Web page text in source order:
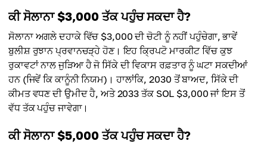
ਕੀ ਸੋਲਾਨਾ $3,000 ਤੱਕ ਪਹੁੰਚ ਸਕਦਾ ਹੈ?
ਸੋਲਾਨਾ ਅਗਲੇ ਦਹਾਕੇ ਵਿੱਚ $3,000 ਦੀ ਚੋਟੀ ਨੂੰ ਨਹੀਂ ਪਹੁੰਚੇਗਾ, ਭਾਵੇਂ
ਬੁਲੀਸ਼ ਰੁਝਾਨ ਪ੍ਰਵਾਨਚੜ੍ਹੇ ਹੋਣ। ਇਹ ਕ੍ਰਿਪਟੋ ਮਾਰਕੀਟ ਵਿੱਚ ਕੁਝ
ਰੁਕਾਵਟਾਂ ਨਾਲ ਜੁੜਿਆ ਹੈ ਜੋ ਸਿੱਕੇ ਦੀ ਵਿਕਾਸ ਰਫ਼ਤਾਰ ਨੂੰ ਘਟਾ ਸਕਦੀਆਂ
ਹਨ (ਜਿਵੇਂ ਕਿ ਕਾਨੂੰਨੀ ਨਿਯਮ)। ਹਾਲਾਂਕਿ, 2030 ਤੋਂ ਬਾਅਦ, ਸਿੱਕੇ ਦੀ
ਕੀਮਤ ਵਧਣ ਦੀ ਉਮੀਦ ਹੈ, ਅਤੇ 2033 ਤੱਕ SOL $3,000 ਜਾਂ ਇਸ ਤੋਂ
ਵੱਧ ਤੱਕ ਪਹੁੰਚ ਜਾਵੇਗਾ।
ਕੀ ਸੋਲਾਨਾ $5,000 ਤੱਕ ਪਹੁੰਚ ਸਕਦਾ ਹੈ?